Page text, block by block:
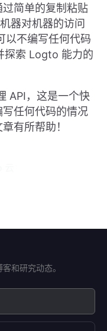
简单的复制粘贴
器对机器的访问
以不编写任何代码
探索 Logto 能力的
API，这是一个快
任何代码的情况
有所帮助！
和研究动态。